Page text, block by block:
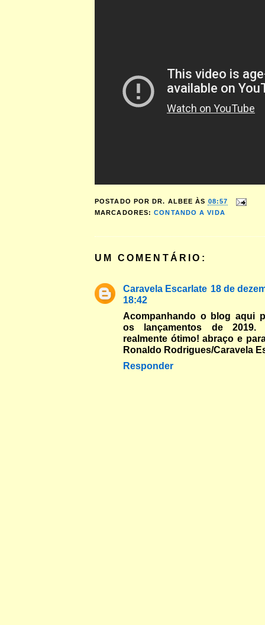
POSTADO POR DR. ALBEE ÀS 08:57
MARCADORES:CONTANDO A VIDA
UM COMENTÁRIO:
Caravela Escarlate 18 de
18:42
Acompanhando o blog aqui
os lançamentos de
realmente ótimo! abraço e
Ronaldo Rodrigues/Caravela
Responder